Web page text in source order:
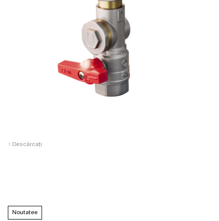
› Descărcați
Noutatee